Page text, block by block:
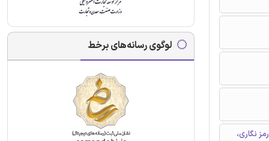
نگاری،
لوگوی رسانه‌های برخط